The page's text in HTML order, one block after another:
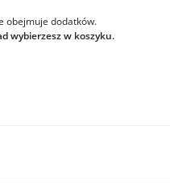
obejmuje dodatków.
wybierzesz w koszyku.